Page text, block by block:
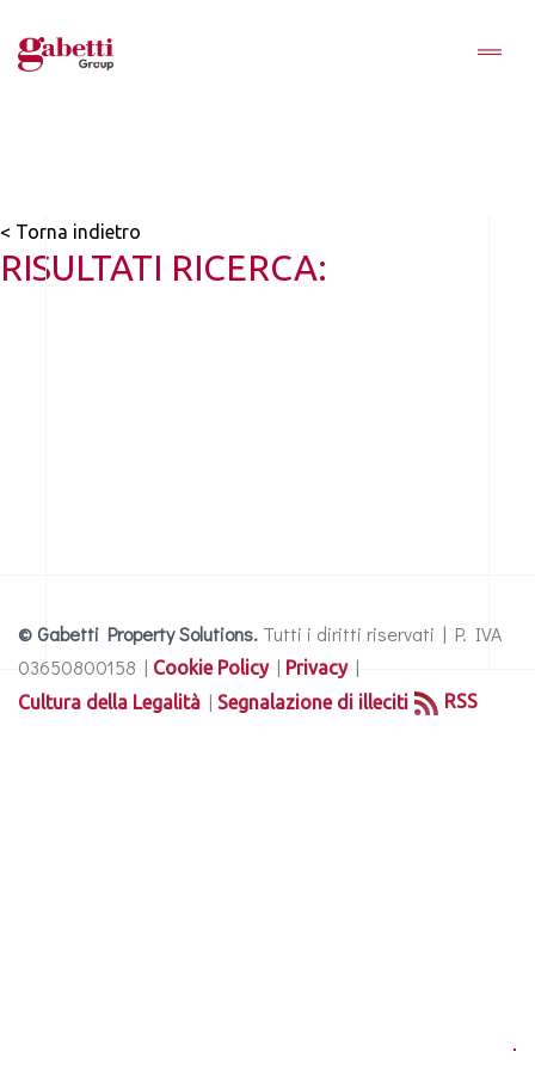
< Torna indietro
RISULTATI RICERCA:
© Gabetti Property Solutions. Tutti i diritti riservati | P. IVA
03650800158 | Cookie Policy| Privacy|
Cultura della Legalità | Segnalazione di illeciti RSS